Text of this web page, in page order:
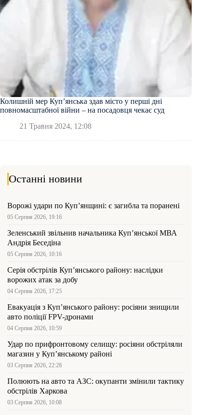
Колишній мер Купʼянська здав місто у перші дні
повномасштабної війни – на посадовця чекає суд
21 Травня 2024, 12:08
Останні новини
Ворожі удари по Куп’янщині: є загибла та поранені
05 Серпня 2026, 19:16
Зеленський звільнив начальника Купʼянської МВА
Андрія Беседіна
05 Серпня 2026, 10:16
Серія обстрілів Куп’янського району: наслідки
ворожих атак за добу
04 Серпня 2026, 17:25
Евакуація з Куп’янського району: росіяни знищили
авто поліції FPV-дронами
04 Серпня 2026, 10:59
Удар по прифронтовому селищу: росіяни обстріляли
магазин у Куп’янському районі
03 Серпня 2026, 22:28
Полюють на авто та АЗС: окупанти змінили тактику
обстрілів Харкова
03 Серпня 2026, 10:08